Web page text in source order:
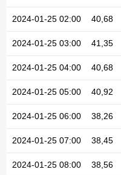
2024-01-25 02:00 40,68
2024-01-25 03:00 41,35
2024-01-25 04:00 40,68
2024-01-25 05:00 40,92
2024-01-25 06:00 38,26
2024-01-25 07:00 38,45
2024-01-25 08:00 38,56